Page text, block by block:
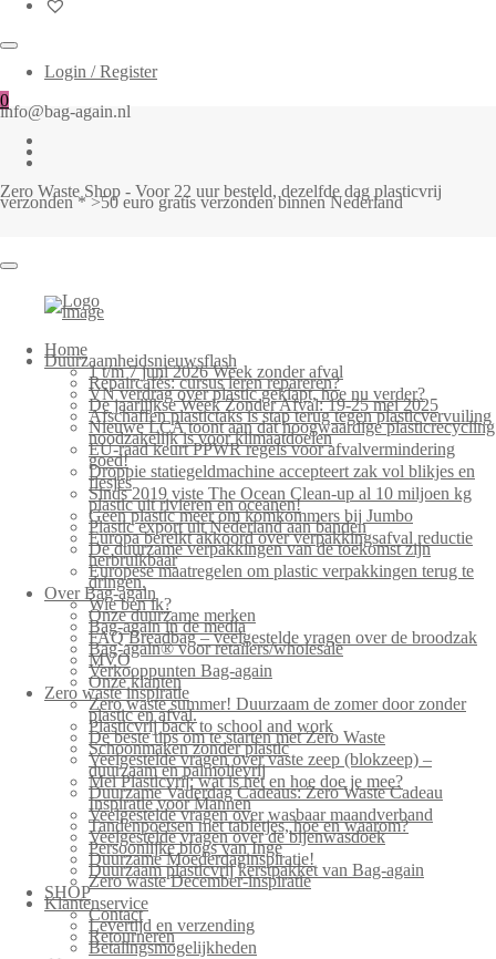
Login / Register
0
info@bag-again.nl
Zero Waste Shop - Voor 22 uur besteld, dezelfde dag plasticvrij
verzonden * >50 euro gratis verzonden binnen Nederland
Home
Duurzaamheidsnieuwsflash
1 t/m 7 juni 2026 Week zonder afval
Repaircafés: cursus leren repareren?
VN verdrag over plastic geklapt, hoe nu verder?
De jaarlijkse Week Zonder Afval: 19-25 mei 2025
Afschaffen plastictaks is stap terug tegen plasticvervuiling
Nieuwe LCA toont aan dat hoogwaardige plasticrecycling
noodzakelijk is voor klimaatdoelen
EU-raad keurt PPWR regels voor afvalvermindering
goed!
Droppie statiegeldmachine accepteert zak vol blikjes en
flesjes
Sinds 2019 viste The Ocean Clean-up al 10 miljoen kg
plastic uit rivieren en oceanen!
Geen plastic meer om komkommers bij Jumbo
Plastic export uit Nederland aan banden
Europa bereikt akkoord over verpakkingsafval reductie
De duurzame verpakkingen van de toekomst zijn
herbruikbaar
Europese maatregelen om plastic verpakkingen terug te
dringen.
Over Bag-again
Wie ben ik?
Onze duurzame merken
Bag-again in de media
FAQ Breadbag – veelgestelde vragen over de broodzak
Bag-again® voor retailers/wholesale
MVO
Verkooppunten Bag-again
Onze klanten
Zero waste inspiratie
Zero waste summer! Duurzaam de zomer door zonder
plastic en afval.
Plasticvrij back to school and work
De beste tips om te starten met Zero Waste
Schoonmaken zonder plastic
Veelgestelde vragen over vaste zeep (blokzeep) –
duurzaam en palmolievrij
Mei Plasticvrij: wat is het en hoe doe je mee?
Duurzame Vaderdag Cadeaus: Zero Waste Cadeau
Inspiratie voor Mannen
Veelgestelde vragen over wasbaar maandverband
Tandenpoetsen met tabletjes, hoe en waarom?
Veelgestelde vragen over de bijenwasdoek
Persoonlijke blogs van Inge
Duurzame Moederdaginspiratie!
Duurzaam plasticvrij kerstpakket van Bag-again
Zero waste December-inspiratie
SHOP
Klantenservice
Contact
Levertijd en verzending
Retourneren
Betalingsmogelijkheden